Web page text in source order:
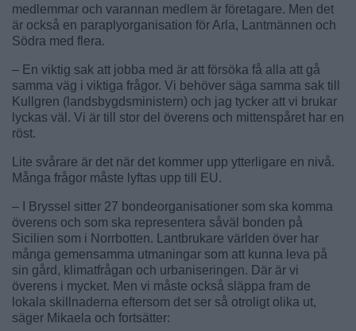
medlemmar och varannan medlem är företagare. Men det
är också en paraplyorganisation för Arla, Lantmännen och
Södra med flera.
– En viktig sak att jobba med är att försöka få alla att gå
samma väg i viktiga frågor. Vi behöver säga samma sak till
Kullgren (landsbygdsministern) och jag tycker att vi brukar
lyckas väl. Vi är till stor del överens och mittenspåret har en
röst.
Lite svårare är det när det kommer upp ytterligare en nivå.
Många frågor måste lyftas upp till EU.
– I Bryssel sitter 27 bondeorganisationer som ska komma
överens och som ska representera såväl bonden på
Sicilien som i Norrbotten. Lantbrukare världen över har
många gemensamma utmaningar som att kunna leva på
sin gård, klimatfrågan och urbaniseringen. Där är vi
överens i mycket. Men vi måste också släppa fram de
lokala skillnaderna eftersom det ser så otroligt olika ut,
säger Mikaela och fortsätter: